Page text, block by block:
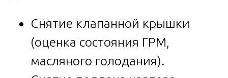
Снятие клапанной крышки
(оценка состояния ГРМ,
масляного голодания).